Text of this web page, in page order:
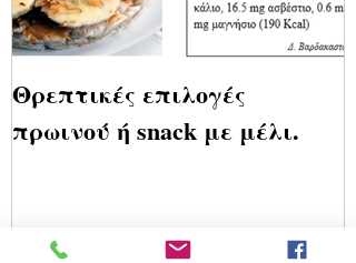
Θρεπτικές επιλογές
πρωινού ή snack με μέλι.